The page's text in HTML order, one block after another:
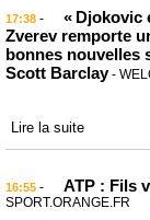
17:38 -
« Djokovic
Zverev remporte
bonnes nouvelles
Scott Barclay -
Lire la suite
16:55 - ATP : Fils
SPORT.ORANGE.FR